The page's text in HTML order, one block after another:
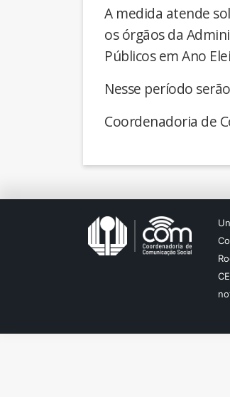
A medida atende
os órgãos da
Públicos em Ano
Nesse período
Coordenadoria de